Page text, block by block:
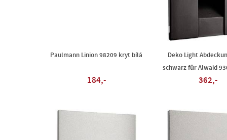
Paulmann Linion 98209 kryt bílá
184,-
Deko Light
schwarz für Alwaid
362,-